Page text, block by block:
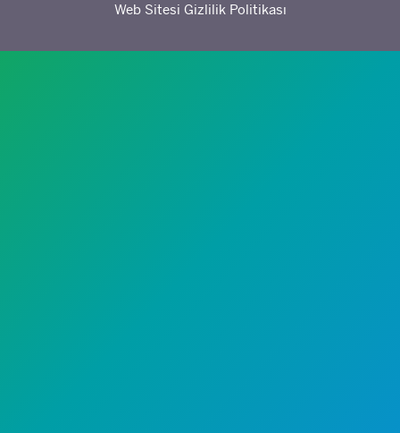
Web Sitesi Gizlilik Politikası